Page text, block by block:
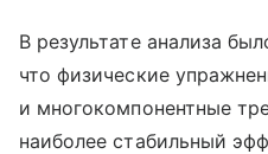
В результате анализа
что физические
и многокомпонентные
наиболее стабильный